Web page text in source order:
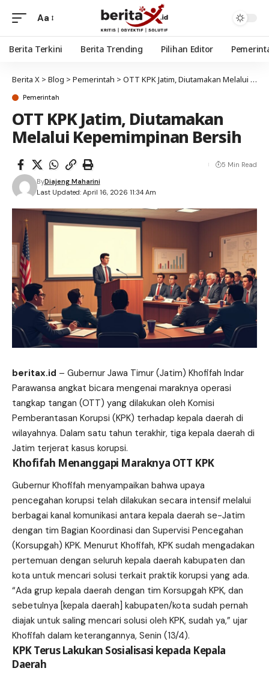
Aa
Berita Terkini Berita Trending Pilihan Editor
Berita X > Blog > Pemerintah > OTT KPK Jatim, Diutamakan Melalui Kepemimpinan Bersih
Pemerintah
OTT KPK Jatim, Diutamakan
Melalui Kepemimpinan Bersih
Last Updated: April 16, 2026 11:34 Am
ByDiajeng Maharini
5 Min Read
beritax.id – Gubernur Jawa Timur (Jatim) Khofifah Indar
Parawansa angkat bicara mengenai maraknya operasi
tangkap tangan (OTT) yang dilakukan oleh Komisi
Pemberantasan Korupsi (KPK) terhadap kepala daerah di
wilayahnya. Dalam satu tahun terakhir, tiga kepala daerah di
Jatim terjerat kasus korupsi.
Khofifah Menanggapi Maraknya OTT KPK
Gubernur Khofifah menyampaikan bahwa upaya
pencegahan korupsi telah dilakukan secara intensif melalui
berbagai kanal komunikasi antara kepala daerah se-Jatim
dengan tim Bagian Koordinasi dan Supervisi Pencegahan
(Korsupgah) KPK. Menurut Khofifah, KPK sudah mengadakan
pertemuan dengan seluruh kepala daerah kabupaten dan
kota untuk mencari solusi terkait praktik korupsi yang ada.
“Ada grup kepala daerah dengan tim Korsupgah KPK, dan
sebetulnya [kepala daerah] kabupaten/kota sudah pernah
diajak untuk saling mencari solusi oleh KPK, sudah ya,” ujar
Khofifah dalam keterangannya, Senin (13/4).
KPK Terus Lakukan Sosialisasi kepada Kepala
Daerah